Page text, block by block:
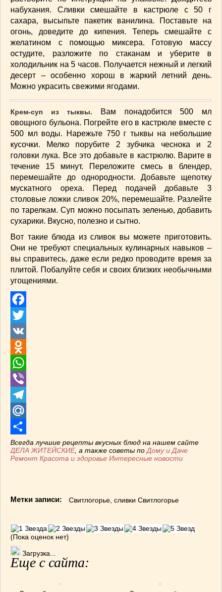
набухания. Сливки смешайте в кастрюле с 50 г
сахара, высыпьте пакетик ванилина. Поставьте на
огонь, доведите до кипения. Теперь смешайте с
желатином с помощью миксера. Готовую массу
остудите, разложите по стаканам и уберите в
холодильник на 5 часов. Получается нежный и легкий
десерт – особенно хорош в жаркий летний день.
Можно украсить свежими ягодами.
Крем-суп из тыквы.
Вам понадобится 500 мл
овощного бульона. Погрейте его в кастрюле вместе с
500 мл воды. Нарежьте 750 г тыквы на небольшие
кусочки. Мелко порубите 2 зубчика чеснока и 2
головки лука. Все это добавьте в кастрюлю. Варите в
течение 15 минут. Переложите смесь в блендер,
перемешайте до однородности. Добавьте щепотку
мускатного ореха. Перед подачей добавьте 3
столовые ложки сливок 20%, перемешайте. Разлейте
по тарелкам. Суп можно посыпать зеленью, добавить
сухарики. Вкусно, полезно и сытно.
Вот такие блюда из сливок вы можете приготовить.
Они не требуют специальных кулинарных навыков –
вы справитесь, даже если редко проводите время за
плитой. Побалуйте себя и своих близких необычными
угощениями.
Facebook
Twitter
VK
Odnoklassniki
WhatsApp
Viber
Telegram
Mail.Ru
Отправить
Всегда лучшие рецепты вкусных блюд на нашем сайте
ДЕЛА ЖИТЕЙСКИЕ, а также советы по Дому и Даче
Ремонт Красота и здоровье Интересные новости
Метки записи: Свитлогорье сливки Свитлогорье
(Пока оценок нет)
Загрузка...
Еще с сайта: